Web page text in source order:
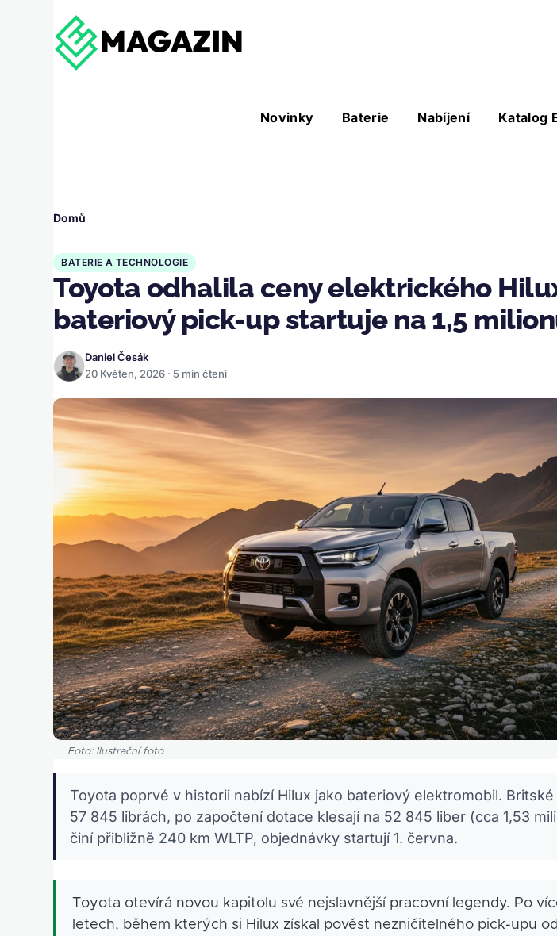
Hlavní
Novinky Baterie Nabíjení Katalog
Nástroje sub-navigation
Drobečková
navigace
Domů
BATERIE A TECHNOLOGIE
Toyota odhalila ceny elektrického
bateriový pick-up startuje na 1,5
Daniel Česák
20 Květen, 2026 · 5 min čtení
Foto: Ilustrační foto
Toyota poprvé v historii nabízí Hilux jako bateriový elektromobil.
57 845 librách, po započtení dotace klesají na 52 845 liber (cca 1,53
činí přibližně 240 km WLTP, objednávky startují 1. června.
Toyota otevírá novou kapitolu své nejslavnější pracovní legendy. Po
letech, během kterých si Hilux získal pověst nezničitelného pick-upu